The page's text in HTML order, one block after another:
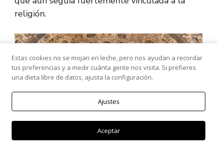
religión.
Estas cookies no se mojan en leche, pero nos ayudan a recordar
tus preferencias y a medir cuánta gente nos visita. Si prefieres
una dieta libre de datos, ajusta la configuración.
Ajustes
Aceptar